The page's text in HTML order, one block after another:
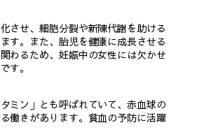
させ、細胞分裂や新陳代謝を助ける
す。また、胎児を健康に成長させる
わるため、妊娠中の女性には欠かせ
す。
タミン」とも呼ばれていて、赤血球の
働きがあります。貧血の予防に活躍